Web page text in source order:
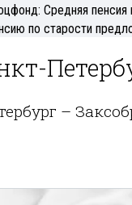
Средняя пенсия
по старости
–